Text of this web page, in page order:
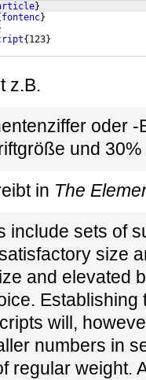
}
fontenc}
{ 123}
z.B.
oder
und
in The
include sets of
size
and elevated
will,
numbers in
regular weight.